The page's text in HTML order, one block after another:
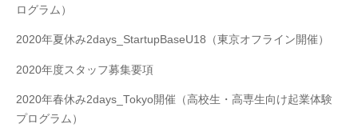
ログラム）
2020年夏休み2days_StartupBaseU18（東京オフライン開催）
2020年度スタッフ募集要項
2020年春休み2days_Tokyo開催（高校生・高専生向け起業体験
プログラム）